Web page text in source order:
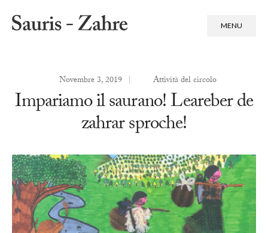
MENU
Novembre 3, 2019 | Attività del circolo
Impariamo il saurano! Leareber de
zahrar sproche!